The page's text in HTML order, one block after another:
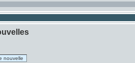
nouvelle